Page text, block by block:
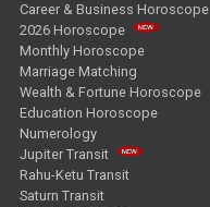
Career & Business Horoscope
2026 Horoscope
Monthly Horoscope
Marriage Matching
Wealth & Fortune Horoscope
Education Horoscope
Numerology
Jupiter Transit
Rahu-Ketu Transit
Saturn Transit